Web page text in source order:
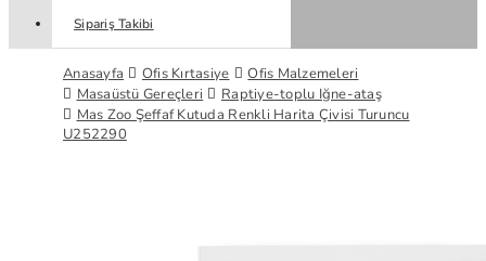
Sipariş Takibi
Anasayfa Ofis Kırtasiye
Ofis Malzemeleri
Masaüstü Gereçleri
Raptiye-toplu Iğne-ataş
Mas Zoo Şeffaf Kutuda Renkli Harita Çivisi Turuncu
U252290